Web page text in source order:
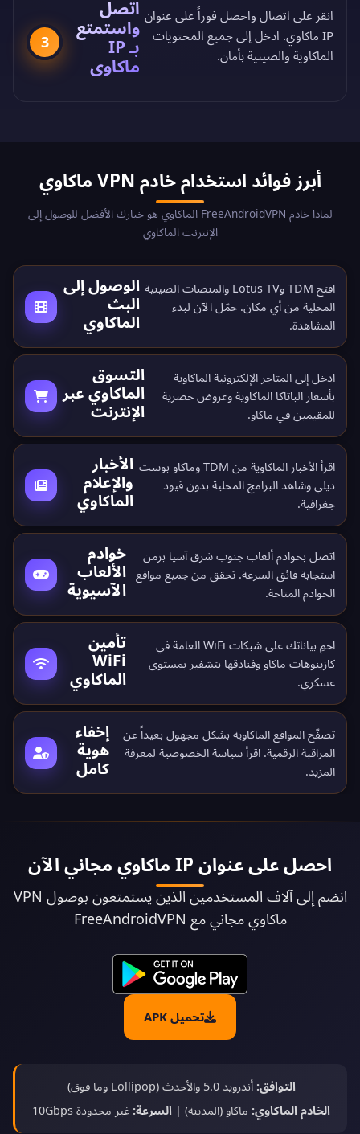
3
اتصل
واستمتع
بـ IP
ماكاوي
انقر على اتصال واحصل فوراً على عنوان
IP ماكاوي. ادخل إلى جميع المحتويات
الماكاوية والصينية بأمان.
أبرز فوائد استخدام خادم VPN ماكاوي
لماذا خادم FreeAndroidVPN الماكاوي هو خيارك الأفضل للوصول إلى
الإنترنت الماكاوي
الوصول إلى
البث
الماكاوي
افتح TDM وLotus TV والمنصات الصينية
المحلية من أي مكان. حمّل الآن لبدء
المشاهدة.
التسوق
الماكاوي عبر
الإنترنت
ادخل إلى المتاجر الإلكترونية الماكاوية
بأسعار الباتاكا الماكاوية وعروض حصرية
للمقيمين في ماكاو.
الأخبار
والإعلام
الماكاوي
اقرأ الأخبار الماكاوية من TDM وماكاو بوست
ديلي وشاهد البرامج المحلية بدون قيود
جغرافية.
خوادم
الألعاب
الآسيوية
اتصل بخوادم ألعاب جنوب شرق آسيا بزمن
استجابة فائق السرعة. تحقق من جميع مواقع
الخوادم المتاحة.
تأمين
WiFi
الماكاوي
احمِ بياناتك على شبكات WiFi العامة في
كازينوهات ماكاو وفنادقها بتشفير بمستوى
عسكري.
إخفاء
هوية
كامل
تصفّح المواقع الماكاوية بشكل مجهول بعيداً عن
المراقبة الرقمية. اقرأ سياسة الخصوصية لمعرفة
المزيد.
احصل على عنوان IP ماكاوي مجاني الآن
انضم إلى آلاف المستخدمين الذين يستمتعون بوصول VPN
ماكاوي مجاني مع FreeAndroidVPN
تحميل APK
التوافق: أندرويد 5.0 والأحدث (Lollipop وما فوق)
الخادم الماكاوي: ماكاو (المدينة) | السرعة: غير محدودة 10Gbps